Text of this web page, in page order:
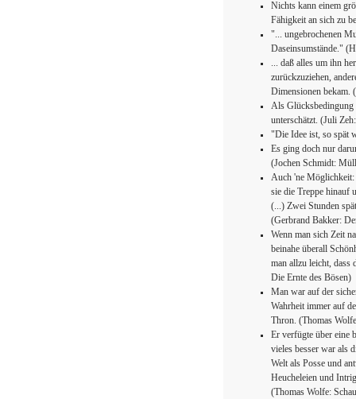
Nichts kann einem
Fähigkeit an sich zu
"... ungebrochenen
Daseinsumstände."
... daß alles um ihn
zurückzuziehen,
Dimensionen bekam.
Als Glücksbedingung
unterschätzt. (Juli
"Die Idee ist, so spät
Es ging doch nur
(Jochen Schmidt:
Auch 'ne Möglichkeit:
sie die Treppe hinauf
(...) Zwei Stunden
(Gerbrand Bakker:
Wenn man sich Zeit
beinahe überall
man allzu leicht, dass
Die Ernte des Bösen)
Man war auf der
Wahrheit immer auf
Thron. (Thomas
Er verfügte über eine
vieles besser war als
Welt als Posse und
Heucheleien und
(Thomas Wolfe: